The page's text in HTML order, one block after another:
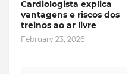
Cardiologista explica
vantagens e riscos dos
treinos ao ar livre
February 23, 2026